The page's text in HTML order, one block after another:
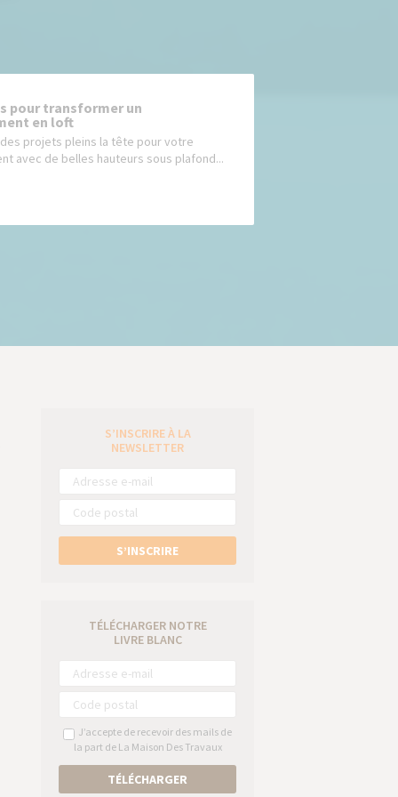
pour transformer un
en loft
projets pleins la tête pour votre
avec de belles hauteurs sous plafond...
S’INSCRIRE À LA
NEWSLETTER
S’INSCRIRE
TÉLÉCHARGER NOTRE
LIVRE BLANC
J’accepte de recevoir des mails de
la part de La Maison Des Travaux
TÉLÉCHARGER